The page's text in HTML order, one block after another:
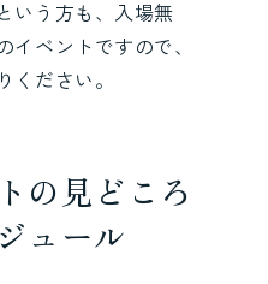
いう方も、入場無
イベントですので、
ください。
の見どころ
ュール